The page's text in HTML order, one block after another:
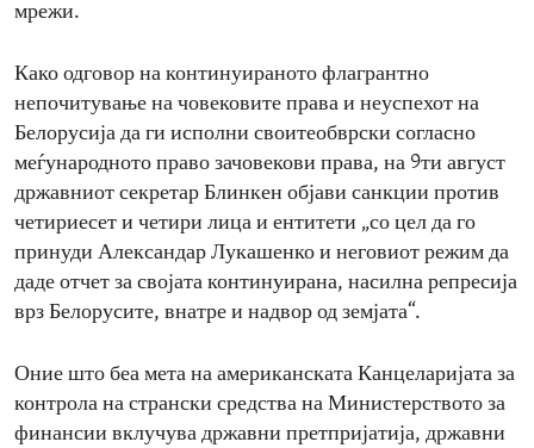
мрежи.
Како одговор на континуираното флагрантно
непочитување на човековите права и неуспехот на
Белорусија да ги исполни своитеобврски согласно
меѓународното право зачовекови права, на 9ти август
државниот секретар Блинкен објави санкции против
четириесет и четири лица и ентитети „со цел да го
принуди Александар Лукашенко и неговиот режим да
даде отчет за својата континуирана, насилна репресија
врз Белорусите, внатре и надвор од земјата“.
Оние што беа мета на американската Канцеларијата за
контрола на странски средства на Министерството за
финансии вклучува државни претпријатија, државни